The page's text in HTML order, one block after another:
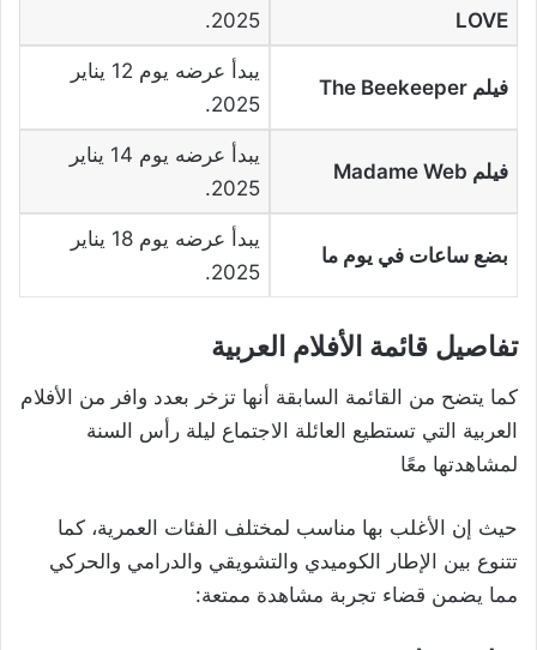
LOVE
2025.
فيلم The Beekeeper
يبدأ عرضه يوم 12 يناير
2025.
فيلم Madame Web
يبدأ عرضه يوم 14 يناير
2025.
بضع ساعات في يوم ما
يبدأ عرضه يوم 18 يناير
2025.
تفاصيل قائمة الأفلام العربية
كما يتضح من القائمة السابقة أنها تزخر بعدد وافر من الأفلام
العربية التي تستطيع العائلة الاجتماع ليلة رأس السنة
لمشاهدتها معًا
حيث إن الأغلب بها مناسب لمختلف الفئات العمرية، كما
تتنوع بين الإطار الكوميدي والتشويقي والدرامي والحركي
مما يضمن قضاء تجربة مشاهدة ممتعة: